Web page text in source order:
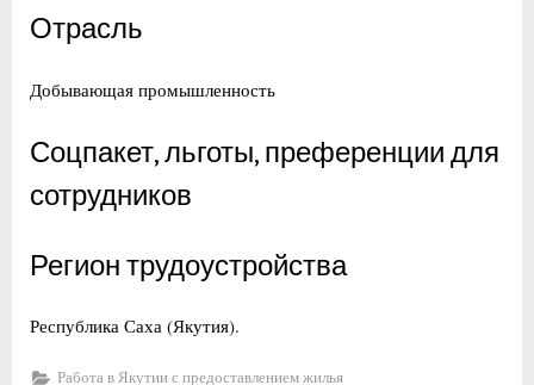
Отрасль
Добывающая промышленность
Соцпакет, льготы, преференции для
сотрудников
Регион трудоустройства
Республика Саха (Якутия).
Работа в Якутии с предоставлением жилья